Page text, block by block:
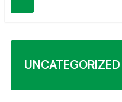
UNCATEGORIZED